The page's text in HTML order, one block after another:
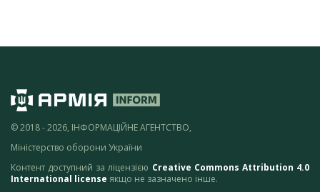
© 2018 - 2026, ІНФОРМАЦІЙНЕ АГЕНТСТВО,
Міністерство оборони України
Контент доступний за ліцензією Creative Commons Attribution 4.0
International license якщо не зазначено інше.